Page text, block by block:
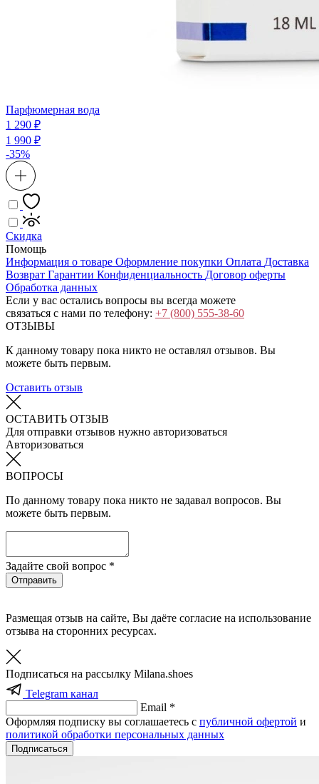
Парфюмерная вода
1 290 ₽
1 990 ₽
-35%
Скидка
Помощь
Информация о товаре Оформление покупки Оплата Доставка
Возврат Гарантии Конфиденциальность Договор оферты
Обработка данных
Если у вас остались вопросы вы всегда можете
связаться с нами по телефону: +7 (800) 555-38-60
ОТЗЫВЫ
К данному товару пока никто не оставлял отзывов. Вы
можете быть первым.
Оставить отзыв
ОСТАВИТЬ ОТЗЫВ
Для отправки отзывов нужно авторизоваться
Авторизоваться
ВОПРОСЫ
По данному товару пока никто не задавал вопросов. Вы
можете быть первым.
Задайте свой вопрос *
Отправить
Размещая отзыв на сайте, Вы даёте согласие на использование
отзыва на сторонних ресурсах.
Подписаться на рассылку Milana.shoes
Telegram канал
Email *
Оформляя подписку вы соглашаетесь с публичной офертой и
политикой обработки персональных данных
Подписаться